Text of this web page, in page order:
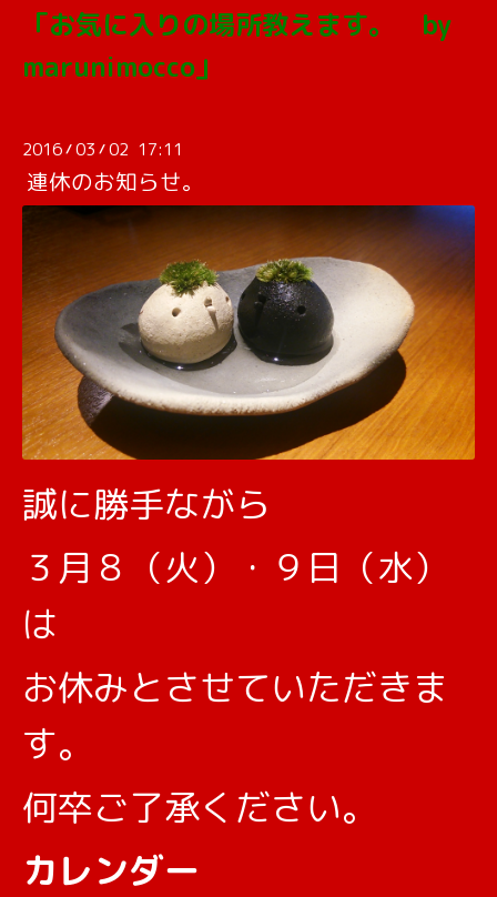
「お気に入りの場所教えます。 by
marunimocco」
2016/03 /02 17:11
連休のお知らせ。
誠に勝手ながら
３月８（火）・９日（水）
は
お休みとさせていただきま
す。
何卒ご了承ください。
カレンダー